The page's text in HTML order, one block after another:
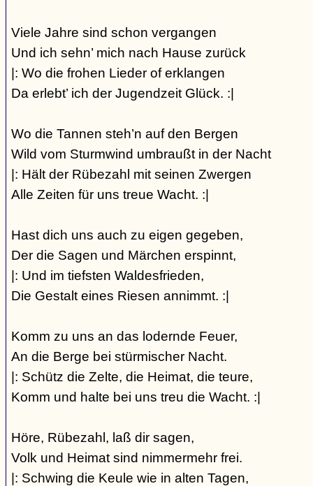
Viele Jahre sind schon vergangen
Und ich sehn’ mich nach Hause zurück
|: Wo die frohen Lieder of erklangen
Da erlebt’ ich der Jugendzeit Glück. :|
Wo die Tannen steh’n auf den Bergen
Wild vom Sturmwind umbraußt in der Nacht
|: Hält der Rübezahl mit seinen Zwergen
Alle Zeiten für uns treue Wacht. :|
Hast dich uns auch zu eigen gegeben,
Der die Sagen und Märchen erspinnt,
|: Und im tiefsten Waldesfrieden,
Die Gestalt eines Riesen annimmt. :|
Komm zu uns an das lodernde Feuer,
An die Berge bei stürmischer Nacht.
|: Schütz die Zelte, die Heimat, die teure,
Komm und halte bei uns treu die Wacht. :|
Höre, Rübezahl, laß dir sagen,
Volk und Heimat sind nimmermehr frei.
|: Schwing die Keule wie in alten Tagen,